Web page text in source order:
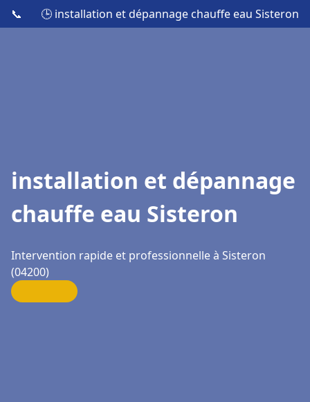
📞 🕒 installation et dépannage chauffe eau Sisteron
installation et dépannage
chauffe eau Sisteron
Intervention rapide et professionnelle à Sisteron
(04200)